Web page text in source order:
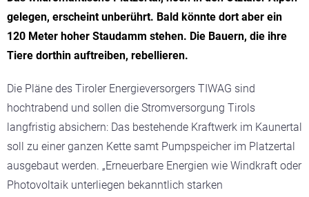
gelegen, erscheint unberührt. Bald könnte dort aber ein
120 Meter hoher Staudamm stehen. Die Bauern, die ihre
Tiere dorthin auftreiben, rebellieren.
Die Pläne des Tiroler Energieversorgers TIWAG sind
hochtrabend und sollen die Stromversorgung Tirols
langfristig absichern: Das bestehende Kraftwerk im Kaunertal
soll zu einer ganzen Kette samt Pumpspeicher im Platzertal
ausgebaut werden. „Erneuerbare Energien wie Windkraft oder
Photovoltaik unterliegen bekanntlich starken